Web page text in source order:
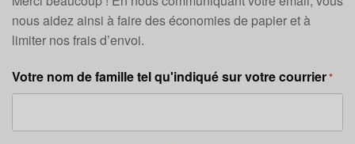
nous aidez ainsi à faire des économies de papier et à
limiter nos frais d’envoi.
Votre nom de famille tel qu'indiqué sur votre courrier*